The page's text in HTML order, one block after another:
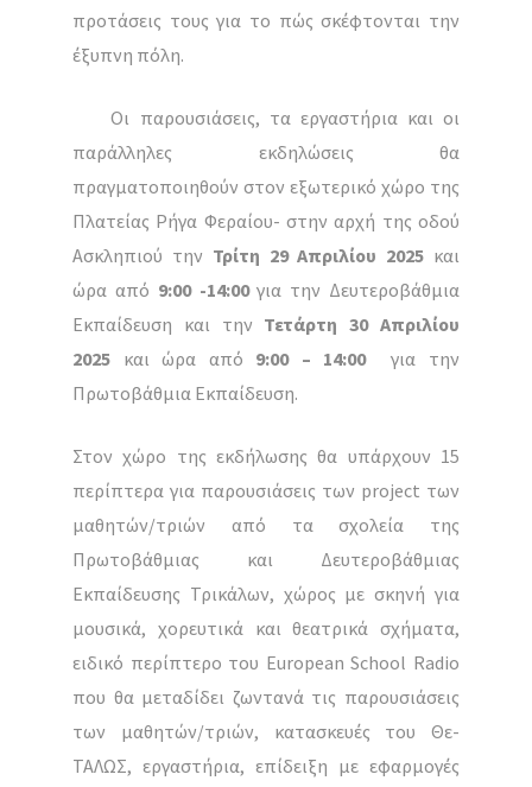
προτάσεις τους για το πώς σκέφτονται την
έξυπνη πόλη.
Οι παρουσιάσεις, τα εργαστήρια και οι
παράλληλες εκδηλώσεις θα
πραγματοποιηθούν στον εξωτερικό χώρο της
Πλατείας Ρήγα Φεραίου- στην αρχή της οδού
Ασκληπιού την Τρίτη 29 Απριλίου 2025 και
ώρα από 9:00 -14:00για την Δευτεροβάθμια
Εκπαίδευση και την Τετάρτη 30 Απριλίου
2025 και ώρα από 9:00 – 14:00για την
Πρωτοβάθμια Εκπαίδευση.
Στον χώρο της εκδήλωσης θα υπάρχουν 15
περίπτερα για παρουσιάσεις των project των
μαθητών/τριών από τα σχολεία της
Πρωτοβάθμιας και Δευτεροβάθμιας
Εκπαίδευσης Τρικάλων, χώρος με σκηνή για
μουσικά, χορευτικά και θεατρικά σχήματα,
ειδικό περίπτερο του European School Radio
που θα μεταδίδει ζωντανά τις παρουσιάσεις
των μαθητών/τριών, κατασκευές του Θε-
ΤΑΛΩΣ, εργαστήρια, επίδειξη με εφαρμογές